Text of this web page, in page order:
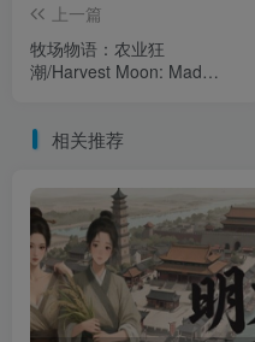
上一篇
牧场物语：农业狂
潮/Harvest Moon: Mad
相关推荐